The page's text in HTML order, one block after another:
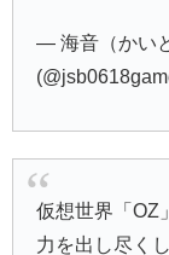
— 海音（かい
仮想世界「OZ
力を出し尽く